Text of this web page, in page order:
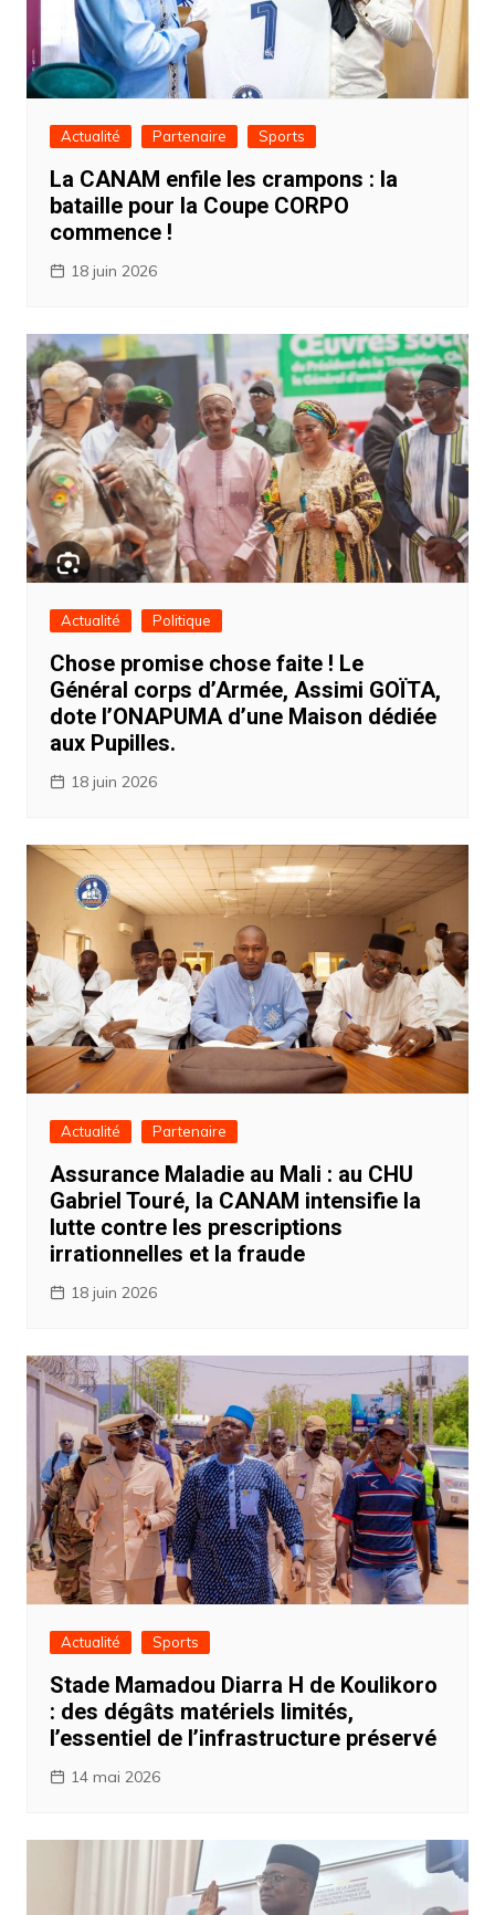
Actualité Partenaire Sports
La CANAM enfile les crampons : la
bataille pour la Coupe CORPO
commence !
18 juin 2026
Actualité Politique
Chose promise chose faite ! Le
Général corps d’Armée, Assimi GOÏTA,
dote l’ONAPUMA d’une Maison dédiée
aux Pupilles.
18 juin 2026
Actualité Partenaire
Assurance Maladie au Mali : au CHU
Gabriel Touré, la CANAM intensifie la
lutte contre les prescriptions
irrationnelles et la fraude
18 juin 2026
Actualité Sports
Stade Mamadou Diarra H de Koulikoro
: des dégâts matériels limités,
l’essentiel de l’infrastructure préservé
14 mai 2026